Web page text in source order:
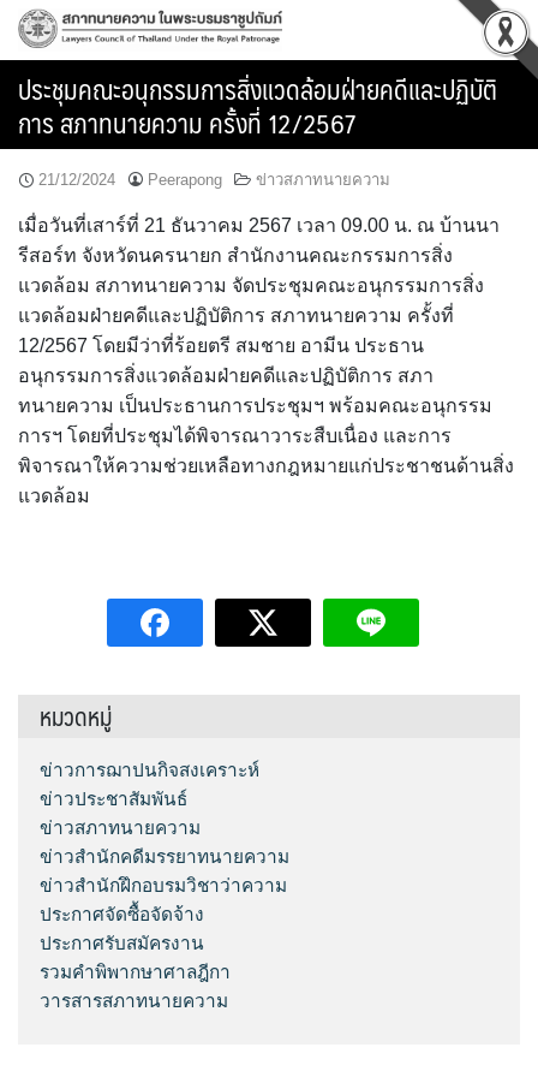
Skip
ประชุมคณะอนุกรรมการสิ่งแวดล้อมฝ่ายคดีและปฏิบัติ
การ สภาทนายความ ครั้งที่ 12/2567
21/12/2024 Peerapong ข่าวสภาทนายความ
เมื่อวันที่เสาร์ที่ 21 ธันวาคม 2567 เวลา 09.00 น. ณ บ้านนา
รีสอร์ท จังหวัดนครนายก สำนักงานคณะกรรมการสิ่ง
แวดล้อม สภาทนายความ จัดประชุมคณะอนุกรรมการสิ่ง
แวดล้อมฝ่ายคดีและปฏิบัติการ สภาทนายความ ครั้งที่
12/2567 โดยมีว่าที่ร้อยตรี สมชาย อามีน ประธาน
อนุกรรมการสิ่งแวดล้อมฝ่ายคดีและปฏิบัติการ สภา
ทนายความ เป็นประธานการประชุมฯ พร้อมคณะอนุกรรม
การฯ โดยที่ประชุมได้พิจารณาวาระสืบเนื่อง และการ
พิจารณาให้ความช่วยเหลือทางกฎหมายแก่ประชาชนด้านสิ่ง
แวดล้อม
หมวดหมู่
ข่าวการฌาปนกิจสงเคราะห์
ข่าวประชาสัมพันธ์
ข่าวสภาทนายความ
ข่าวสำนักคดีมรรยาทนายความ
ข่าวสำนักฝึกอบรมวิชาว่าความ
ประกาศจัดซื้อจัดจ้าง
ประกาศรับสมัครงาน
รวมคำพิพากษาศาลฎีกา
วารสารสภาทนายความ